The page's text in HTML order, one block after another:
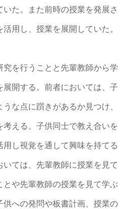
た。また前時の授業を発展さ
用し、授業を展開していた。
を行うことと先輩教師から学
展開する。前者においては、子
な点に躓きがあるか見つけ、
考える。子供同士で教え合いを
し視覚を通して興味を持てる
いては、先輩教師に授業を見て
とや先輩教師の授業を見て学ぶ
供への発問や板書計画、授業の